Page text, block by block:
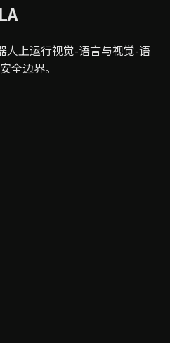
上运行视觉-语言与视觉-语
全边界。